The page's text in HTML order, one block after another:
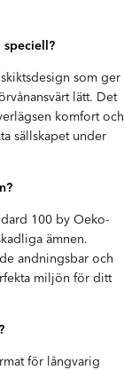
speciell?
som ger
lätt. Det
komfort och
sällskapet under
100 by Oeko-
ämnen.
andningsbar och
miljön för ditt
för långvarig